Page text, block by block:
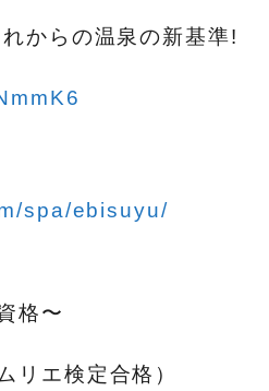
からの温泉の新基準!
spa/ebisuyu/
格〜
リエ検定合格）